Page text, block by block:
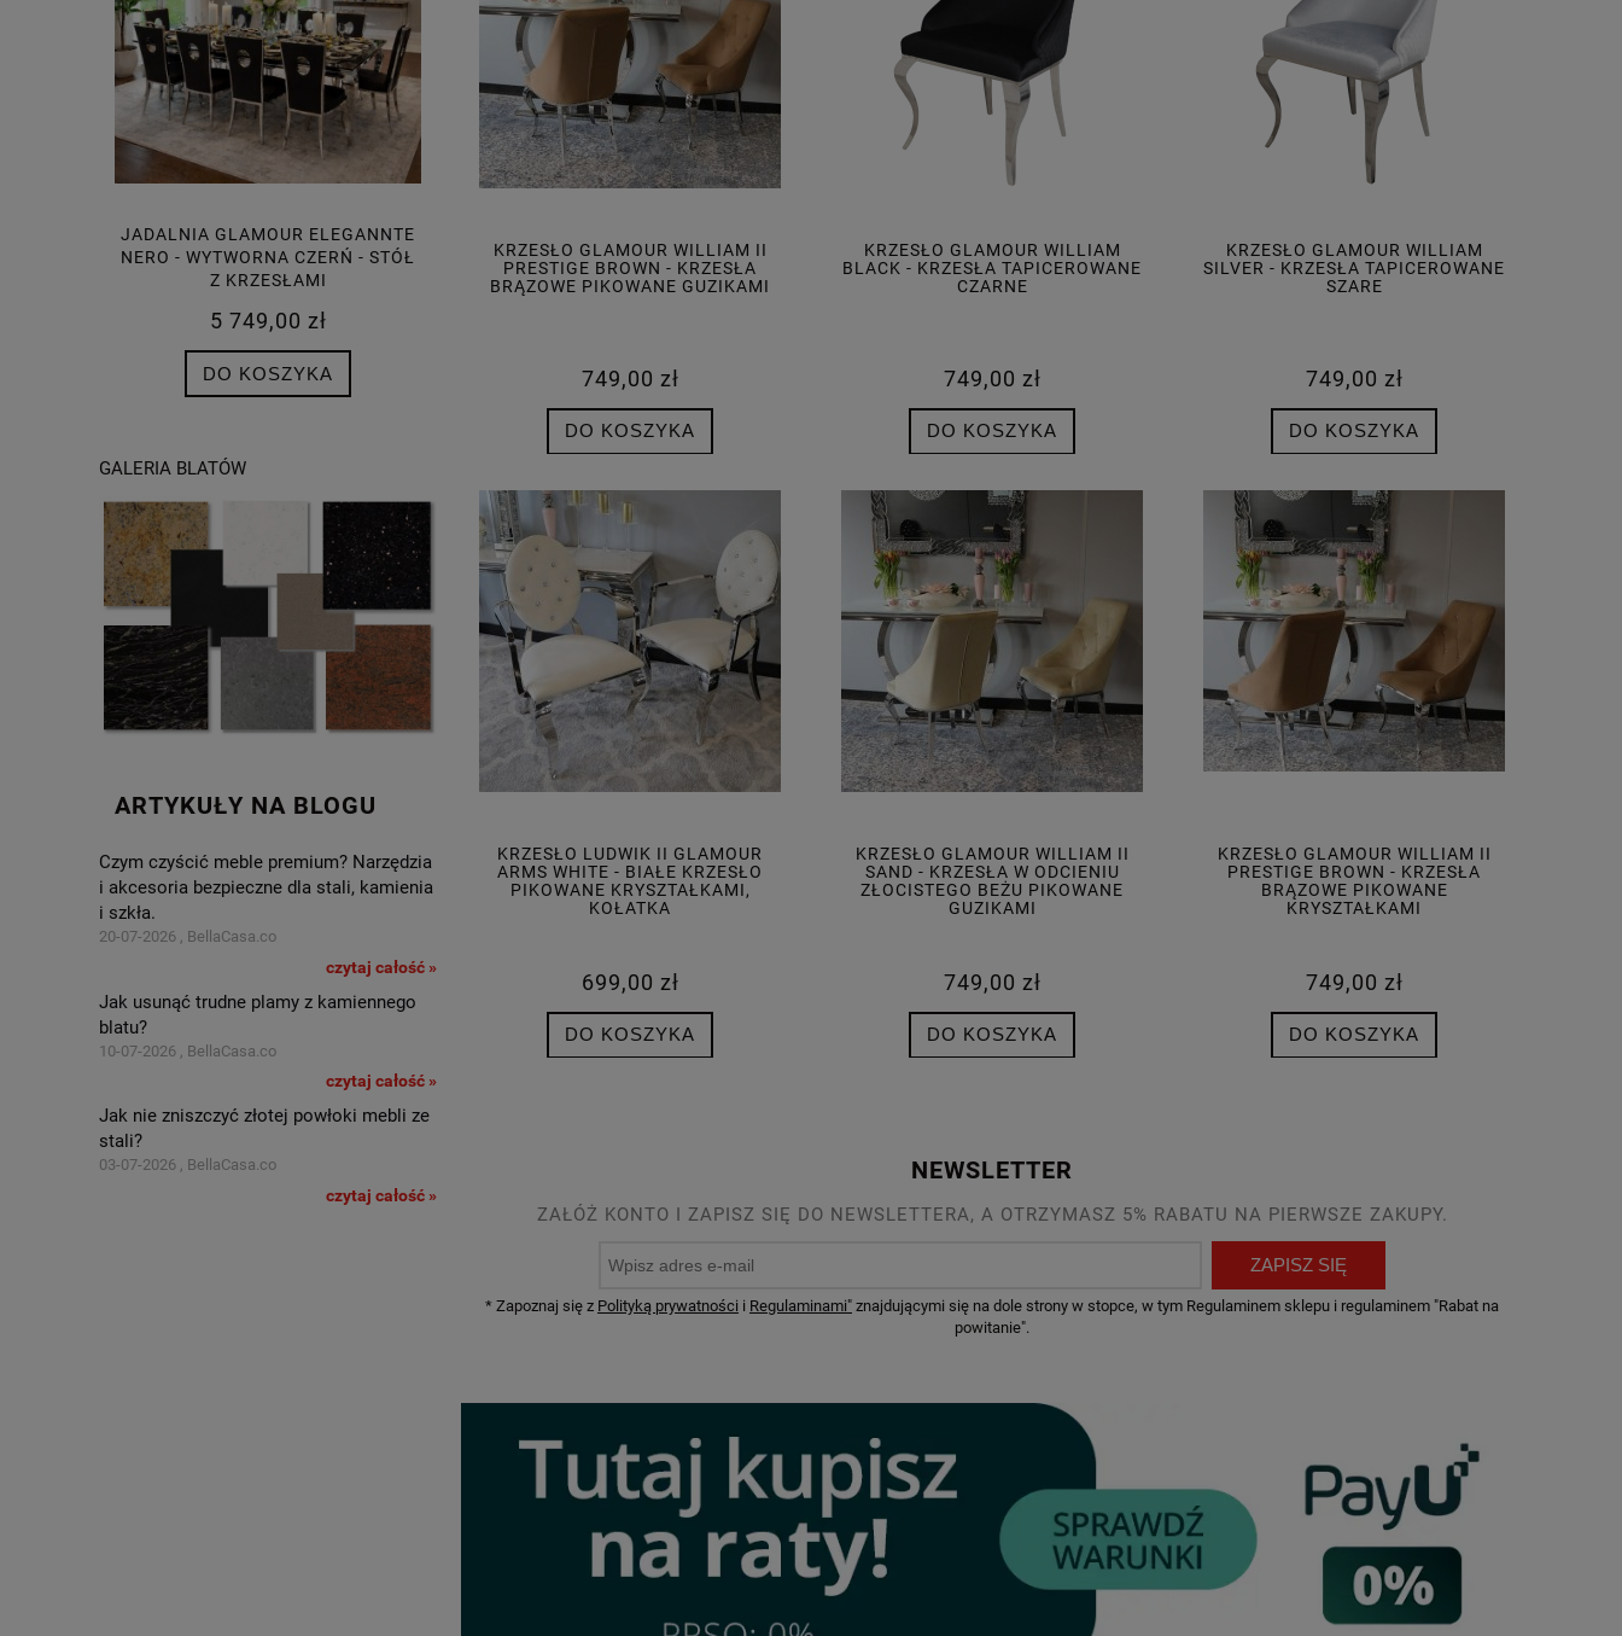
JADALNIA GLAMOUR CLASSICO
NERO - KLASYCZNA CZERŃ
3 999,00 zł
POWIADOM O DOSTĘPNOŚCI
OKRĄGŁE ŚR. 90 CM M-0533-01
DO KOSZYKA
GALERIA BLATÓW
ARTYKUŁY NA BLOGU
Czym czyścić meble premium? Narzędzia
i akcesoria bezpieczne dla stali, kamienia
i szkła.
20-07-2026 , BellaCasa.co
czytaj całość »
Jak usunąć trudne plamy z kamiennego
blatu?
10-07-2026 , BellaCasa.co
czytaj całość »
Jak nie zniszczyć złotej powłoki mebli ze
stali?
03-07-2026 , BellaCasa.co
czytaj całość »
KRZESŁO GLAMOUR WILLIAM II
PRESTIGE BROWN - KRZESŁA
BRĄZOWE PIKOWANE GUZIKAMI
749,00 zł
DO KOSZYKA
KRZESŁO GLAMOUR WILLIAM
BLACK - KRZESŁA TAPICEROWANE
CZARNE
749,00 zł
DO KOSZYKA
KRZESŁO GLAMOUR WILLIAM
SILVER - KRZESŁA TAPICEROWANE
SZARE
749,00 zł
DO KOSZYKA
KRZESŁO LUDWIK II GLAMOUR
ARMS WHITE - BIAŁE KRZESŁO
PIKOWANE KRYSZTAŁKAMI,
KOŁATKA
699,00 zł
DO KOSZYKA
KRZESŁO GLAMOUR WILLIAM II
SAND - KRZESŁA W ODCIENIU
ZŁOCISTEGO BEŻU PIKOWANE
GUZIKAMI
749,00 zł
DO KOSZYKA
KRZESŁO GLAMOUR WILLIAM II
PRESTIGE BROWN - KRZESŁA
BRĄZOWE PIKOWANE
KRYSZTAŁKAMI
749,00 zł
DO KOSZYKA
NEWSLETTER
ZAŁÓŻ KONTO I ZAPISZ SIĘ DO NEWSLETTERA, A OTRZYMASZ 5% RABATU NA PIERWSZE ZAKUPY.
ZAPISZ SIĘ
* Zapoznaj się z Polityką prywatności i Regulaminami" znajdującymi się na dole strony w stopce, w tym Regulaminem sklepu i regulaminem "Rabat na
powitanie".